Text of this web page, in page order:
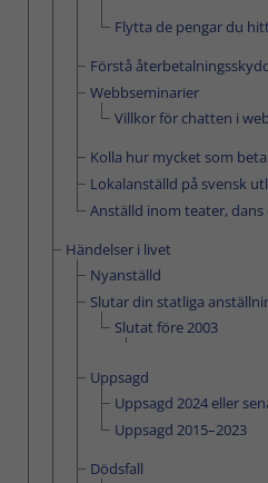
Flytta de pengar du
Förstå
Webbseminarier
Villkor för chatten i
Kolla hur mycket som
Lokalanställd på svensk
Anställd inom teater, dans
Händelser i livet
Nyanställd
Slutar din statliga
Slutat före 2003
Uppsagd
Uppsagd 2024 eller
Uppsagd 2015–2023
Dödsfall